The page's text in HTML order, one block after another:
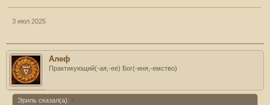
3 июл 2025
Алеф
Практикующий(-ая,-ее) Бог(-иня,-емство)
Эриль сказал(а): ↑